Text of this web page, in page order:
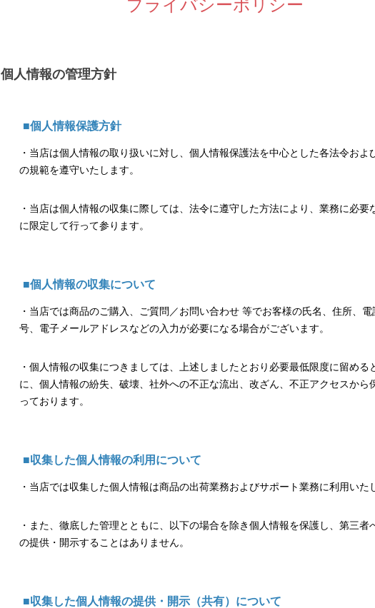
プライバシーポリシー
個人情報の管理方針
■個人情報保護方針
・当店は個人情報の取り扱いに対し、個人情報保護法を中心とした各法令およ
の規範を遵守いたします。
・当店は個人情報の収集に際しては、法令に遵守した方法により、業務に必要
に限定して行って参ります。
■個人情報の収集について
・当店では商品のご購入、ご質問／お問い合わせ 等でお客様の氏名、住所、電
号、電子メールアドレスなどの入力が必要になる場合がございます。
・個人情報の収集につきましては、上述しましたとおり必要最低限度に留める
に、個人情報の紛失、破壊、社外への不正な流出、改ざん、不正アクセスから
っております。
■収集した個人情報の利用について
・当店では収集した個人情報は商品の出荷業務およびサポート業務に利用いた
・また、徹底した管理とともに、以下の場合を除き個人情報を保護し、第三者
の提供・開示することはありません。
■収集した個人情報の提供・開示（共有）について